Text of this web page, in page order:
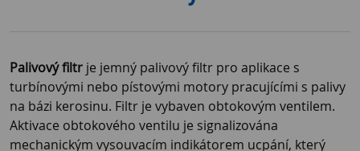
Palivový filtr je jemný palivový filtr pro aplikace s
turbínovými nebo pístovými motory pracujícími s palivy
na bázi kerosinu. Filtr je vybaven obtokovým ventilem.
Aktivace obtokového ventilu je signalizována
mechanickým vysouvacím indikátorem ucpání, který